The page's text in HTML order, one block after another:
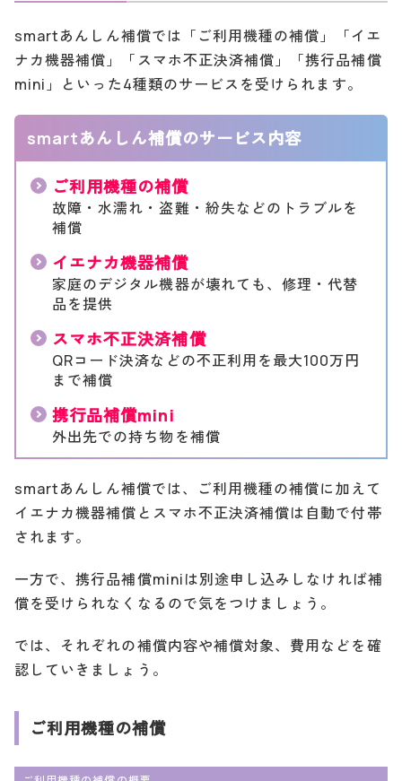
smartあんしん補償では「ご利用機種の補償」「イエ
ナカ機器補償」「スマホ不正決済補償」「携行品補償
mini」といった4種類のサービスを受けられます。
smartあんしん補償のサービス内容
ご利用機種の補償
故障・水濡れ・盗難・紛失などのトラブルを
補償
イエナカ機器補償
家庭のデジタル機器が壊れても、修理・代替
品を提供
スマホ不正決済補償
QRコード決済などの不正利用を最大100万円
まで補償
携行品補償mini
外出先での持ち物を補償
smartあんしん補償では、ご利用機種の補償に加えて
イエナカ機器補償とスマホ不正決済補償は自動で付帯
されます。
一方で、携行品補償miniは別途申し込みしなければ補
償を受けられなくなるので気をつけましょう。
では、それぞれの補償内容や補償対象、費用などを確
認していきましょう。
ご利用機種の補償